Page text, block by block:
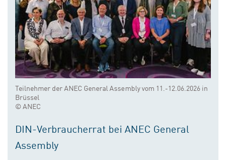
Teilnehmer der ANEC General Assembly vom 11.-12.06.2026 in
Brüssel
© ANEC
DIN-Verbraucherrat bei ANEC General
Assembly